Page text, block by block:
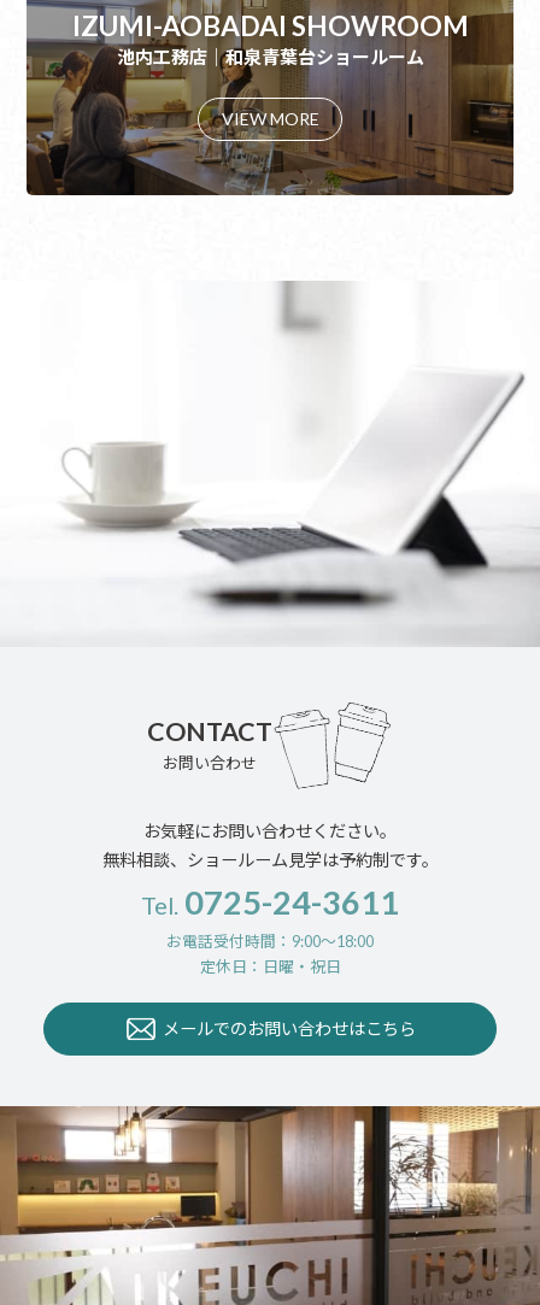
IZUMI-AOBADAI SHOWROOM
池内工務店｜和泉青葉台ショールーム
VIEW MORE
CONTACT
お問い合わせ
お気軽にお問い合わせください。
無料相談、ショールーム見学は予約制です。
Tel. 0725-24-3611
お電話受付時間：9:00〜18:00
定休日：日曜・祝日
メールでのお問い合わせはこちら